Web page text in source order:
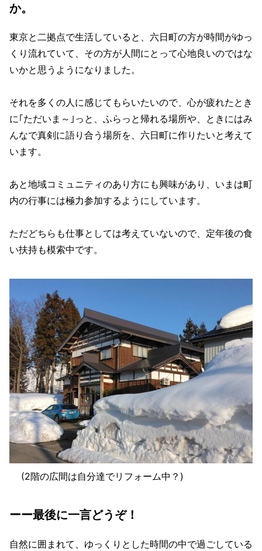
か。
東京と二拠点で生活していると、六日町の方が時間がゆっ
くり流れていて、その方が人間にとって心地良いのではな
いかと思うようになりました。
それを多くの人に感じてもらいたいので、心が疲れたとき
に｢ただいま～｣っと、ふらっと帰れる場所や、ときにはみ
んなで真剣に語り合う場所を、六日町に作りたいと考えて
います。
あと地域コミュニティのあり方にも興味があり、いまは町
内の行事には極力参加するようにしています。
ただどちらも仕事としては考えていないので、定年後の食
い扶持も模索中です。
(2階の広間は自分達でリフォーム中？)
ーー最後に一言どうぞ！
自然に囲まれて、ゆっくりとした時間の中で過ごしている